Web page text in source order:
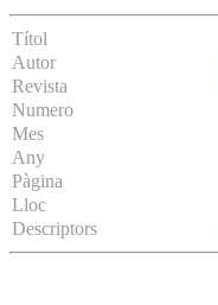
Títol
Autor
Revista
Numero
Mes
Any
Pàgina
Lloc
Descriptors